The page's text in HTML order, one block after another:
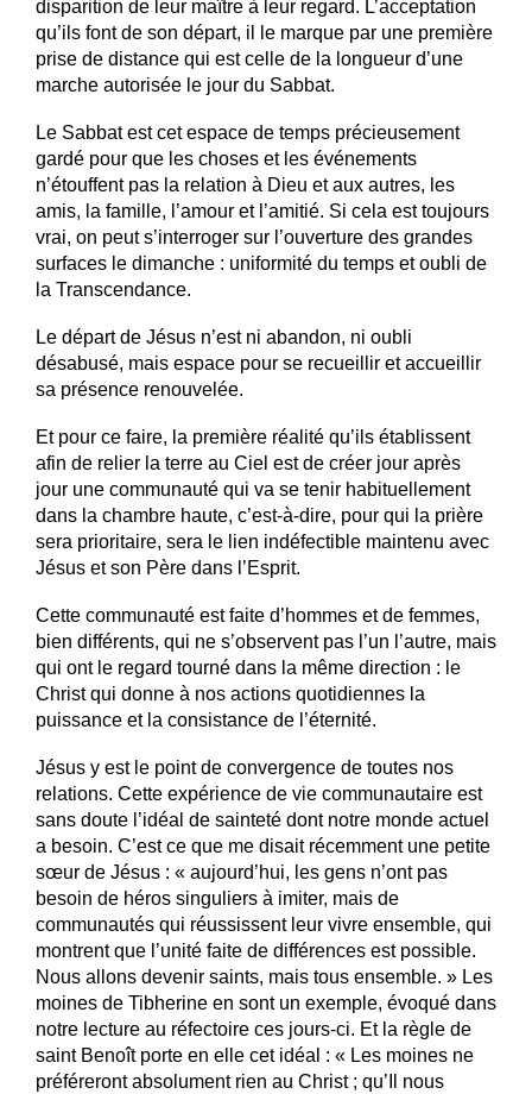
disparition de leur maître à leur regard. L’acceptation
qu’ils font de son départ, il le marque par une première
prise de distance qui est celle de la longueur d’une
marche autorisée le jour du Sabbat.
Le Sabbat est cet espace de temps précieusement
gardé pour que les choses et les événements
n’étouffent pas la relation à Dieu et aux autres, les
amis, la famille, l’amour et l’amitié. Si cela est toujours
vrai, on peut s’interroger sur l’ouverture des grandes
surfaces le dimanche : uniformité du temps et oubli de
la Transcendance.
Le départ de Jésus n’est ni abandon, ni oubli
désabusé, mais espace pour se recueillir et accueillir
sa présence renouvelée.
Et pour ce faire, la première réalité qu’ils établissent
afin de relier la terre au Ciel est de créer jour après
jour une communauté qui va se tenir habituellement
dans la chambre haute, c’est-à-dire, pour qui la prière
sera prioritaire, sera le lien indéfectible maintenu avec
Jésus et son Père dans l’Esprit.
Cette communauté est faite d’hommes et de femmes,
bien différents, qui ne s’observent pas l’un l’autre, mais
qui ont le regard tourné dans la même direction : le
Christ qui donne à nos actions quotidiennes la
puissance et la consistance de l’éternité.
Jésus y est le point de convergence de toutes nos
relations. Cette expérience de vie communautaire est
sans doute l’idéal de sainteté dont notre monde actuel
a besoin. C’est ce que me disait récemment une petite
sœur de Jésus : « aujourd’hui, les gens n’ont pas
besoin de héros singuliers à imiter, mais de
communautés qui réussissent leur vivre ensemble, qui
montrent que l’unité faite de différences est possible.
Nous allons devenir saints, mais tous ensemble. » Les
moines de Tibherine en sont un exemple, évoqué dans
notre lecture au réfectoire ces jours-ci. Et la règle de
saint Benoît porte en elle cet idéal : « Les moines ne
préféreront absolument rien au Christ ; qu’Il nous